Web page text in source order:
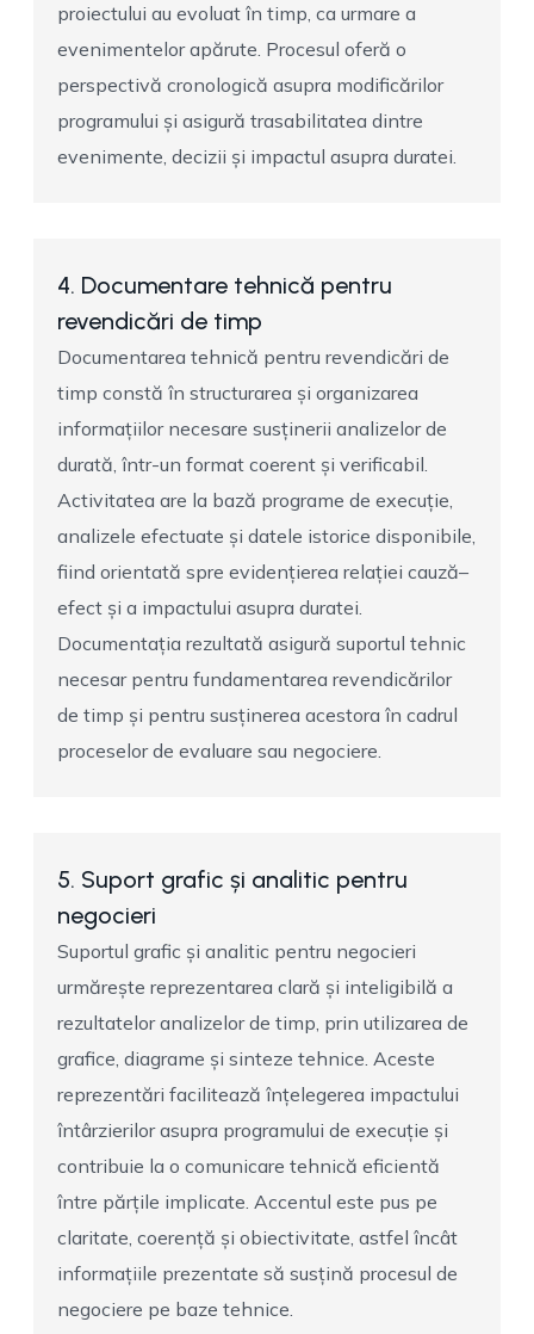
proiectului au evoluat în timp, ca urmare a
evenimentelor apărute. Procesul oferă o
perspectivă cronologică asupra modificărilor
programului și asigură trasabilitatea dintre
evenimente, decizii și impactul asupra duratei.
4. Documentare tehnică pentru
revendicări de timp
Documentarea tehnică pentru revendicări de
timp constă în structurarea și organizarea
informațiilor necesare susținerii analizelor de
durată, într-un format coerent și verificabil.
Activitatea are la bază programe de execuție,
analizele efectuate și datele istorice disponibile,
fiind orientată spre evidențierea relației cauză–
efect și a impactului asupra duratei.
Documentația rezultată asigură suportul tehnic
necesar pentru fundamentarea revendicărilor
de timp și pentru susținerea acestora în cadrul
proceselor de evaluare sau negociere.
5. Suport grafic și analitic pentru
negocieri
Suportul grafic și analitic pentru negocieri
urmărește reprezentarea clară și inteligibilă a
rezultatelor analizelor de timp, prin utilizarea de
grafice, diagrame și sinteze tehnice. Aceste
reprezentări facilitează înțelegerea impactului
întârzierilor asupra programului de execuție și
contribuie la o comunicare tehnică eficientă
între părțile implicate. Accentul este pus pe
claritate, coerență și obiectivitate, astfel încât
informațiile prezentate să susțină procesul de
negociere pe baze tehnice.